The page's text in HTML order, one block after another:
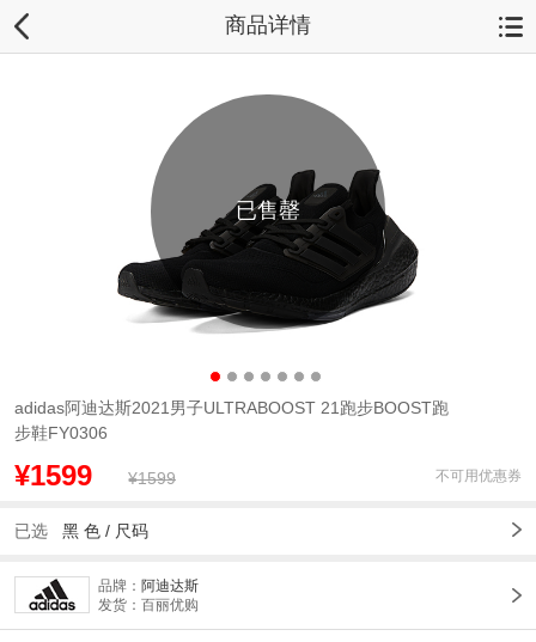
商品详情
已售罄
adidas阿迪达斯2021男子ULTRABOOST 21跑步BOOST跑
步鞋FY0306
¥1599 ¥1599 不可用优惠券
已选 黑 色 / 尺码
品牌： 阿迪达斯
发货：百丽优购